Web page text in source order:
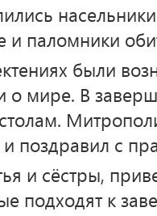
паломники
были
о мире. В
поздравил с
и сёстры,
подходят к